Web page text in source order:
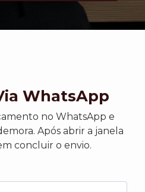
WhatsApp
no WhatsApp e
Após abrir a janela
concluir o envio.